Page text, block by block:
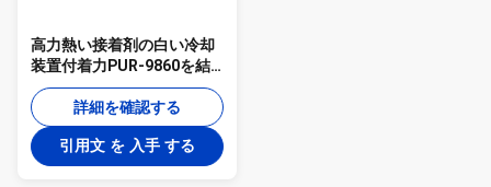
高力熱い接着剤の白い冷却
装置付着力PUR-9860を結
ぶガラス ドア
詳細を確認する
引用文 を 入手 する